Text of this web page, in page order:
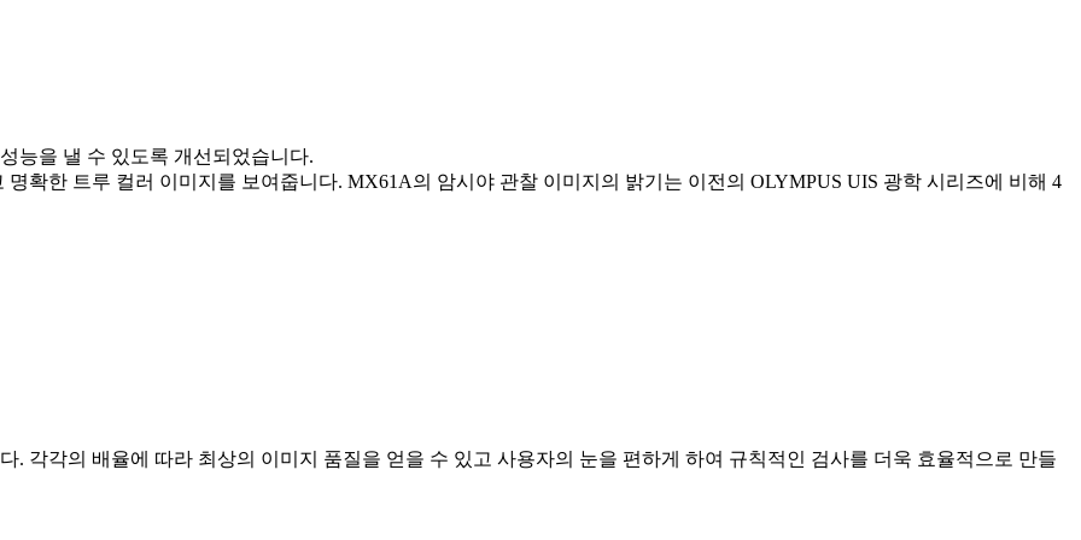
능을 낼 수 있도록 개선되었습니다.
확한 트루 컬러 이미지를 보여줍니다. MX61A의 암시야 관찰 이미지의 밝기는 이전의 OLYMPUS UIS 광학 시리즈에 비해 4
. 각각의 배율에 따라 최상의 이미지 품질을 얻을 수 있고 사용자의 눈을 편하게 하여 규칙적인 검사를 더욱 효율적으로 만들